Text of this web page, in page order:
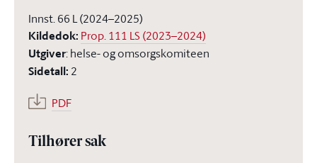
Innst. 66 L (2024–2025)
Kildedok: Prop. 111 LS (2023–2024)
Utgiver:helse- og omsorgskomiteen
Sidetall: 2
PDF
Tilhører sak